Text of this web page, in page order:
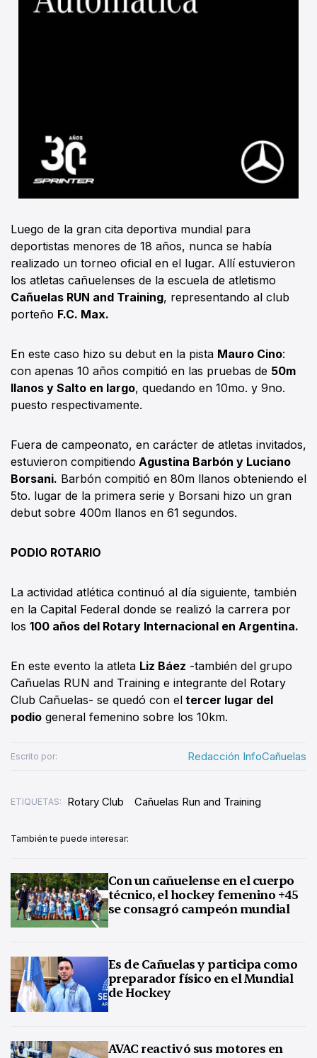
Luego de la gran cita deportiva mundial para
deportistas menores de 18 años, nunca se había
realizado un torneo oficial en el lugar. Allí estuvieron
los atletas cañuelenses de la escuela de atletismo
Cañuelas RUN and Training, representando al club
porteño F.C. Max.
En este caso hizo su debut en la pista Mauro Cino:
con apenas 10 años compitió en las pruebas de 50m
llanos y Salto en largo, quedando en 10mo. y 9no.
puesto respectivamente.
Fuera de campeonato, en carácter de atletas invitados,
estuvieron compitiendo Agustina Barbón y Luciano
Borsani. Barbón compitió en 80m llanos obteniendo el
5to. lugar de la primera serie y Borsani hizo un gran
debut sobre 400m llanos en 61 segundos.
PODIO ROTARIO
La actividad atlética continuó al día siguiente, también
en la Capital Federal donde se realizó la carrera por
los 100 años del Rotary Internacional en Argentina.
En este evento la atleta Liz Báez -también del grupo
Cañuelas RUN and Training e integrante del Rotary
Club Cañuelas- se quedó con el tercer lugar del
podio general femenino sobre los 10km.
Escrito por: Redacción InfoCañuelas
ETIQUETAS: Rotary Club Cañuelas Run and Training
También te puede interesar:
Con un cañuelense en el cuerpo
técnico, el hockey femenino +45
se consagró campeón mundial
Es de Cañuelas y participa como
preparador físico en el Mundial
de Hockey
AVAC reactivó sus motores en